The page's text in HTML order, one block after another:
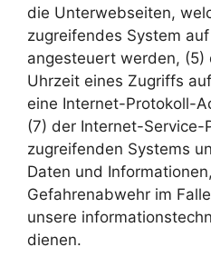
die Unterwebseiten,
zugreifendes System
angesteuert werden, (5)
Uhrzeit eines Zugriffs
eine Internet-Protokoll-
(7) der Internet-Service-
zugreifenden Systems
Daten und
Gefahrenabwehr im
unsere
dienen.